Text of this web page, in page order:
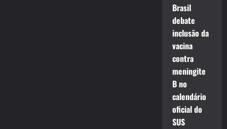
Brasil
debate
inclusão da
vacina
contra
meningite
B no
calendário
oficial do
SUS